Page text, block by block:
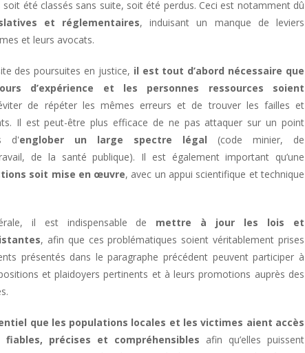
été classés sans suite, soit été perdus. Ceci est notamment dû
et réglementaires, induisant un manque de leviers
et leurs avocats.
des poursuites en justice, il est tout d’abord nécessaire que
d’expérience et les personnes ressources soient
de répéter les mêmes erreurs et de trouver les failles et
Il est peut-être plus efficace de ne pas attaquer sur un point
d'englober un large spectre légal (code minier, de
de la santé publique). Il est également important qu’une
soit mise en œuvre, avec un appui scientifique et technique
il est indispensable de mettre à jour les lois et
, afin que ces problématiques soient véritablement prises
présentés dans le paragraphe précédent peuvent participer à
et plaidoyers pertinents et à leurs promotions auprès des
que les populations locales et les victimes aient accès
précises et compréhensibles afin qu’elles puissent